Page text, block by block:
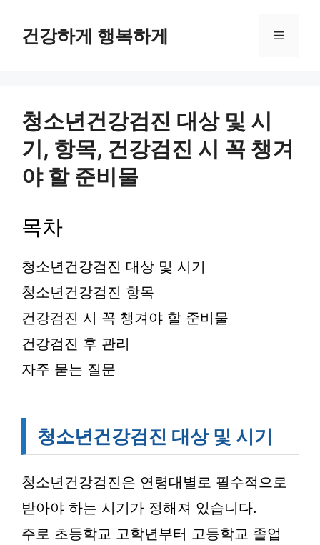
건강하게 행복하게 메
청소년건강검진 대상 및 시
기, 항목, 건강검진 시 꼭 챙겨
야 할 준비물
목차
청소년건강검진 대상 및 시기
청소년건강검진 항목
건강검진 시 꼭 챙겨야 할 준비물
건강검진 후 관리
자주 묻는 질문
청소년건강검진 대상 및 시기
청소년건강검진은 연령대별로 필수적으로
받아야 하는 시기가 정해져 있습니다.
주로 초등학교 고학년부터 고등학교 졸업